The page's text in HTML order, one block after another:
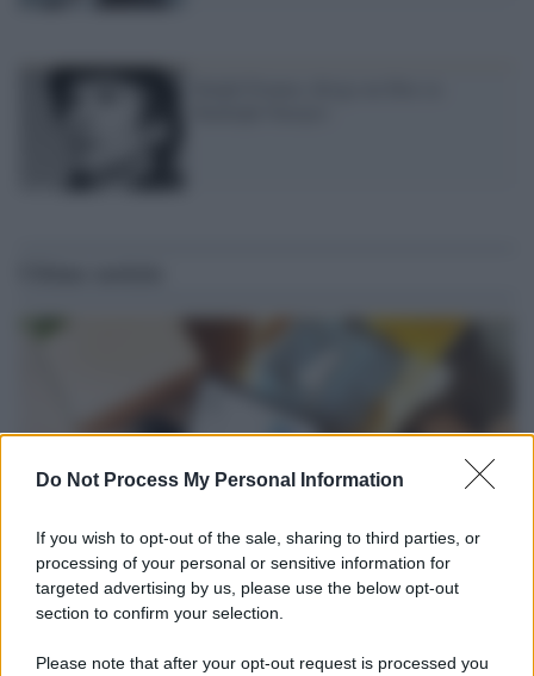
Do Not Process My Personal Information
If you wish to opt-out of the sale, sharing to third parties, or
processing of your personal or sensitive information for
targeted advertising by us, please use the below opt-out
section to confirm your selection.
Please note that after your opt-out request is processed you
Sale il numero degli acquisti online in Europa e
aumentano le vendite di articoli second hand